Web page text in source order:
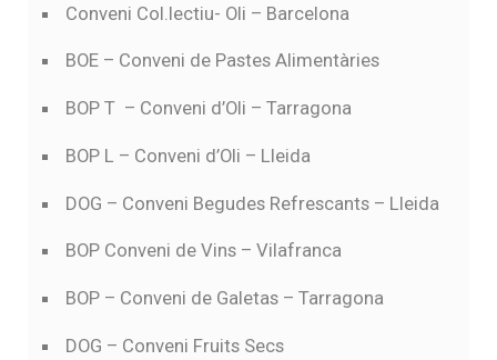
Conveni Col.lectiu- Oli – Barcelona
BOE – Conveni de Pastes Alimentàries
BOP T – Conveni d’Oli – Tarragona
BOP L – Conveni d’Oli – Lleida
DOG – Conveni Begudes Refrescants – Lleida
BOP Conveni de Vins – Vilafranca
BOP – Conveni de Galetas – Tarragona
DOG – Conveni Fruits Secs